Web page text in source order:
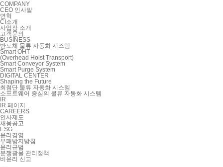
COMPANY
CEO 인사말
연혁
CI소개
사업장 소개
고객문의
BUSINESS
반도체 물류 자동화 시스템
Smart OHT
(Overhead Hoist Transport)
Smart Conveyor System
Smart Purge System
DIGITAL CENTER
Shaping the Future
최첨단 물류 자동화 시스템
소프트웨어 중심의 물류 자동화 시스템
IR
IR 페이지
CAREERS
인사제도
채용공고
ESG
윤리경영
부패방지방침
윤리규범
분쟁광물 관리정책
비윤리 신고